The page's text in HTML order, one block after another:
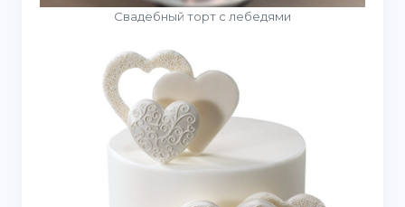
Свадебный торт с лебедями